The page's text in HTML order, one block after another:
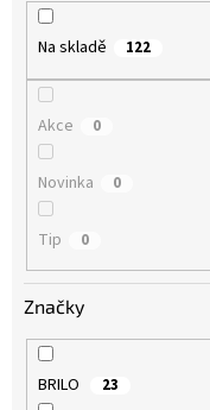
Na skladě 122
Akce 0
Novinka 0
Tip 0
Značky
BRILO 23